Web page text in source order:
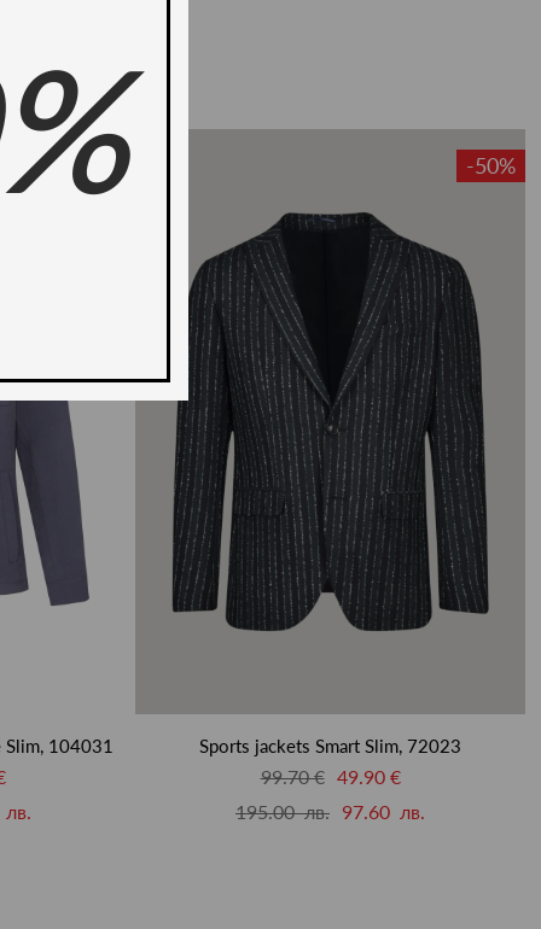
-35%
Slim, 104031
-50%
Sports jackets Smart Slim, 72023
99.70 € 49.90 €
195.00 лв. 97.60 лв.